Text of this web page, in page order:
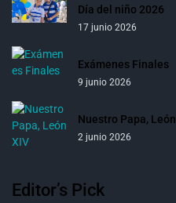
Día del niño 2026
17 junio 2026
Exámenes Finales
9 junio 2026
Nuestro Papa,
2 junio 2026
Editor’s Pick